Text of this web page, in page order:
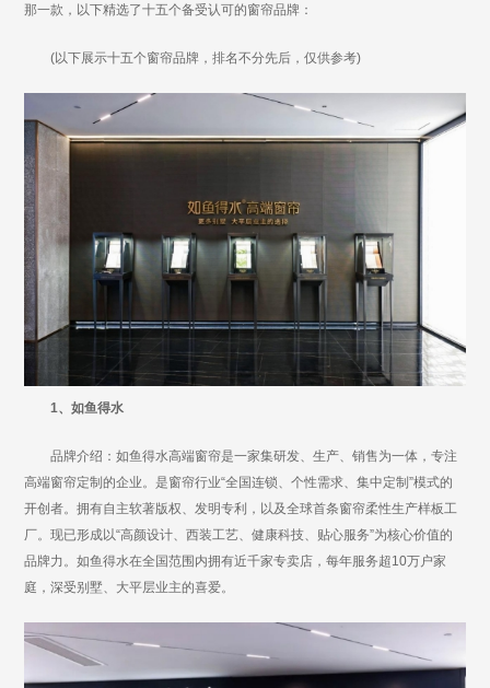
那一款，以下精选了十五个备受认可的窗帘品牌：
(以下展示十五个窗帘品牌，排名不分先后，仅供参考)
1、如鱼得水
品牌介绍：如鱼得水高端窗帘是一家集研发、生产、销售为一体，专注
高端窗帘定制的企业。是窗帘行业“全国连锁、个性需求、集中定制”模式的
开创者。拥有自主软著版权、发明专利，以及全球首条窗帘柔性生产样板工
厂。现已形成以“高颜设计、西装工艺、健康科技、贴心服务”为核心价值的
品牌力。如鱼得水在全国范围内拥有近千家专卖店，每年服务超10万户家
庭，深受别墅、大平层业主的喜爱。